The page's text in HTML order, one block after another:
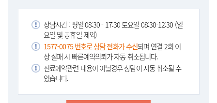
상담시간 : 평일 08:30 - 17:30 토요일 08:30-12:30 (일
요일 및 공휴일 제외)
1577-0075 번호로 상담 전화가 수신되며 연결 2회 이
상 실패 시 빠른예약의뢰가 자동 취소됩니다.
진료예약관련 내용이 아닐경우 상담이 자동 취소될 수
있습니다.